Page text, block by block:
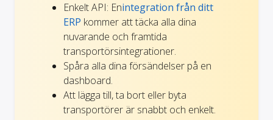
Enkelt API: Enintegration från ditt
ERP kommer att täcka alla dina
nuvarande och framtida
transportörsintegrationer.
Spåra alla dina försändelser på en
dashboard.
Att lägga till, ta bort eller byta
transportörer är snabbt och enkelt.